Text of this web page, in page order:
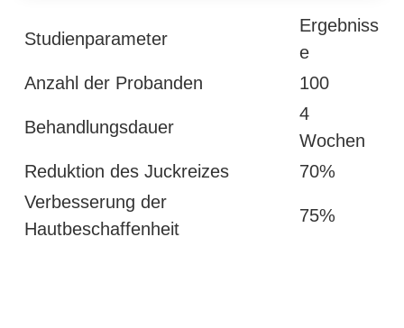
Studienparameter
Ergebniss
e
Anzahl der Probanden
100
Behandlungsdauer
4
Wochen
Reduktion des Juckreizes
70%
Verbesserung der
Hautbeschaffenheit
75%